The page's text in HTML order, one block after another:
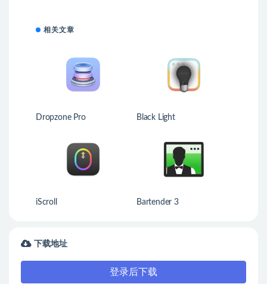
相关文章
Dropzone Pro Black Light
iScroll Bartender 3
下载地址
登录后下载